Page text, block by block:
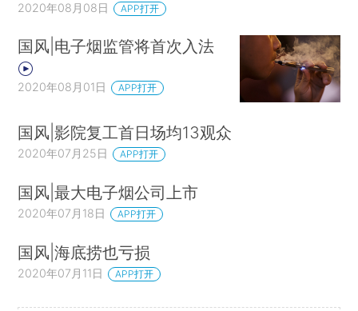
2020年08月08日 APP打开
国风|电子烟监管将首次入法
2020年08月01日 APP打开
国风|影院复工首日场均13观众
2020年07月25日 APP打开
国风|最大电子烟公司上市
2020年07月18日 APP打开
国风|海底捞也亏损
2020年07月11日 APP打开